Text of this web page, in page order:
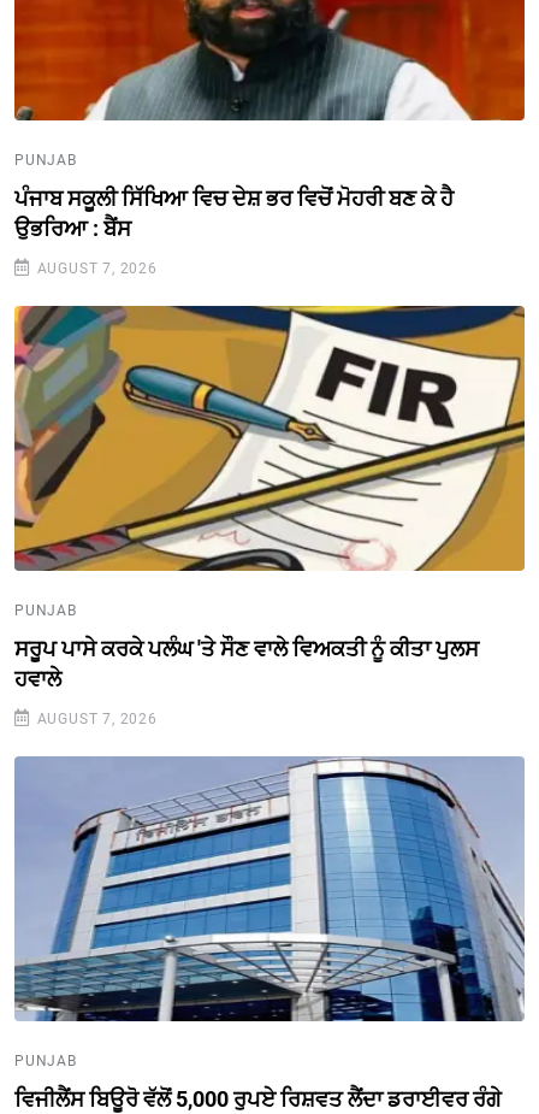
PUNJAB
ਪੰਜਾਬ ਸਕੂਲੀ ਸਿੱਖਿਆ ਵਿਚ ਦੇਸ਼ ਭਰ ਵਿਚੋਂ ਮੋਹਰੀ ਬਣ ਕੇ ਹੈ
ਉਭਰਿਆ : ਬੈਂਸ
AUGUST 7, 2026
PUNJAB
ਸਰੂਪ ਪਾਸੇ ਕਰਕੇ ਪਲੰਘ 'ਤੇ ਸੌਣ ਵਾਲੇ ਵਿਅਕਤੀ ਨੂੰ ਕੀਤਾ ਪੁਲਸ
ਹਵਾਲੇ
AUGUST 7, 2026
PUNJAB
ਵਿਜੀਲੈਂਸ ਬਿਊਰੋ ਵੱਲੋਂ 5,000 ਰੁਪਏ ਰਿਸ਼ਵਤ ਲੈਂਦਾ ਡਰਾਈਵਰ ਰੰਗੇ